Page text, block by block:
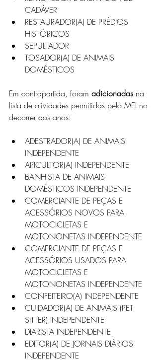
CADÁVER
RESTAURADOR(A) DE PRÉDIOS
HISTÓRICOS
SEPULTADOR
TOSADOR(A) DE ANIMAIS
DOMÉSTICOS
Em contrapartida, foram adicionadas na
lista de atividades permitidas pelo MEI no
decorrer dos anos:
ADESTRADOR(A) DE ANIMAIS
INDEPENDENTE
APICULTOR(A) INDEPENDENTE
BANHISTA DE ANIMAIS
DOMÉSTICOS INDEPENDENTE
COMERCIANTE DE PEÇAS E
ACESSÓRIOS NOVOS PARA
MOTOCICLETAS E
MOTONONETAS INDEPENDENTE
COMERCIANTE DE PEÇAS E
ACESSÓRIOS USADOS PARA
MOTOCICLETAS E
MOTONONETAS INDEPENDENTE
CONFEITEIRO(A) INDEPENDENTE
CUIDADOR(A) DE ANIMAIS (PET
SITTER) INDEPENDENTE
DIARISTA INDEPENDENTE
EDITOR(A) DE JORNAIS DIÁRIOS
INDEPENDENTE